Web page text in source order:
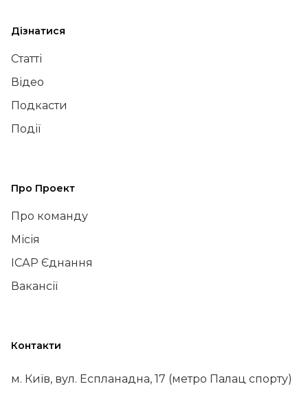
Дізнатися
Статті
Відео
Подкасти
Події
Про Проект
Про команду
Місія
ІСАР Єднання
Вакансії
Контакти
м. Київ, вул. Еспланадна, 17 (метро Палац спорту)